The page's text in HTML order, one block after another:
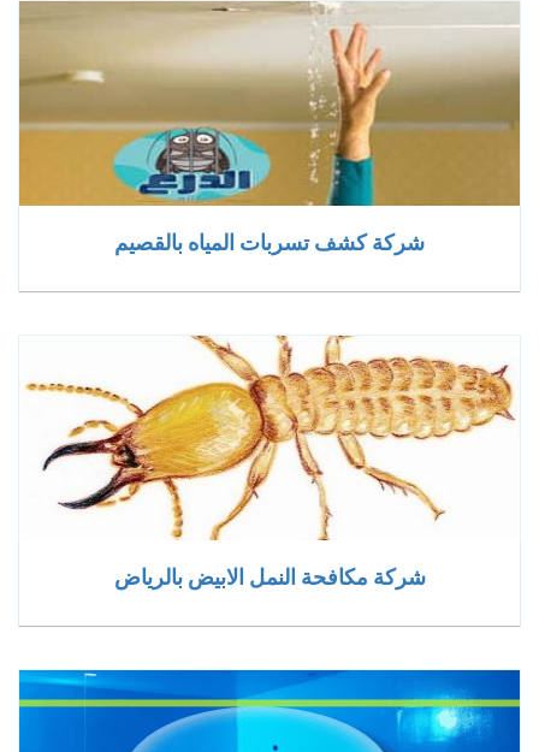
شركة كشف تسربات المياه بالقصيم
شركة مكافحة النمل الابيض بالرياض